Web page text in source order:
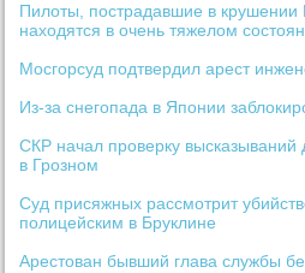
Пилоты, пострадавшие в
находятся в очень тяжелом
Мосгорсуд подтвердил арест
Из-за снегопада в Японии
СКР начал проверку высказываний
в Грозном
Суд присяжных рассмотрит
полицейским в Бруклине
Арестован бывший глава службы